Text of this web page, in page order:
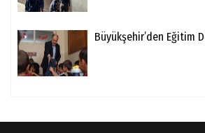
Büyükşehir’den Eğitim